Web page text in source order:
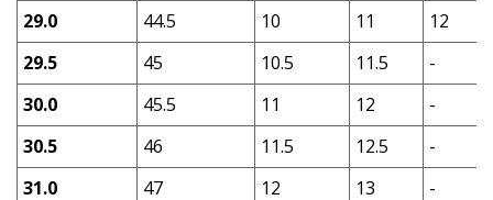
29.0
44.5 10 11
12
29.5
45 10.5 11.5
-
30.0
45.5 11 12
-
30.5
46 11.5 12.5
-
31.0
47 12 13
-